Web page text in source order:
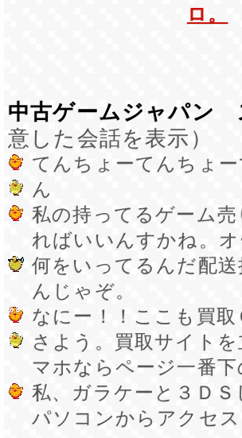
ロ。
中古ゲームジャパン
意した会話を表示）
てんちょーてんちょ
ん
私の持ってるゲーム
ればいいんすかね。
何をいってるんだ配
んじゃぞ。
なにー！！ここも買
さよう。買取サイト
マホならページ一番
私、ガラケーと３Ｄ
パソコンからアクセ